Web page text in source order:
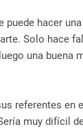
puede hacer
Solo hace
una buena
referentes en
muy difícil